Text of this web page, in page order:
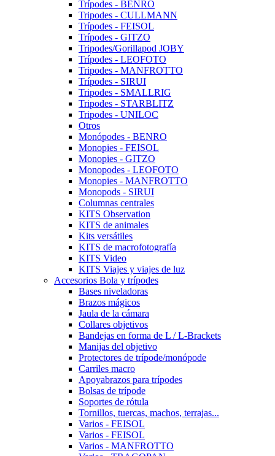
Trípodes - BENRO
Tripodes - CULLMANN
Trípodes - FEISOL
Trípodes - GITZO
Tripodes/Gorillapod JOBY
Trípodes - LEOFOTO
Tripodes - MANFROTTO
Trípodes - SIRUI
Tripodes - SMALLRIG
Tripodes - STARBLITZ
Tripodes - UNILOC
Otros
Monópodes - BENRO
Monopies - FEISOL
Monopies - GITZO
Monopodes - LEOFOTO
Monopies - MANFROTTO
Monopods - SIRUI
Columnas centrales
KITS Observation
KITS de animales
Kits versátiles
KITS de macrofotografía
KITS Video
KITS Viajes y viajes de luz
Accesorios Bola y trípodes
Bases niveladoras
Brazos mágicos
Jaula de la cámara
Collares objetivos
Bandejas en forma de L / L-Brackets
Manijas del objetivo
Protectores de trípode/monópode
Carriles macro
Apoyabrazos para trípodes
Bolsas de trípode
Soportes de rótula
Tornillos, tuercas, machos, terrajas...
Varios - FEISOL
Varios - FEISOL
Varios - MANFROTTO